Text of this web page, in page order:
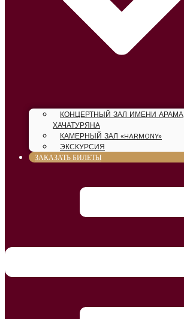
КОНЦЕРТНЫЙ ЗАЛ ИМЕНИ АРАМА
ХАЧАТУРЯНА
КАМЕРНЫЙ ЗАЛ «HARMONY»
ЭКСКУРСИЯ
ЗАКАЗАТЬ БИЛЕТЫ